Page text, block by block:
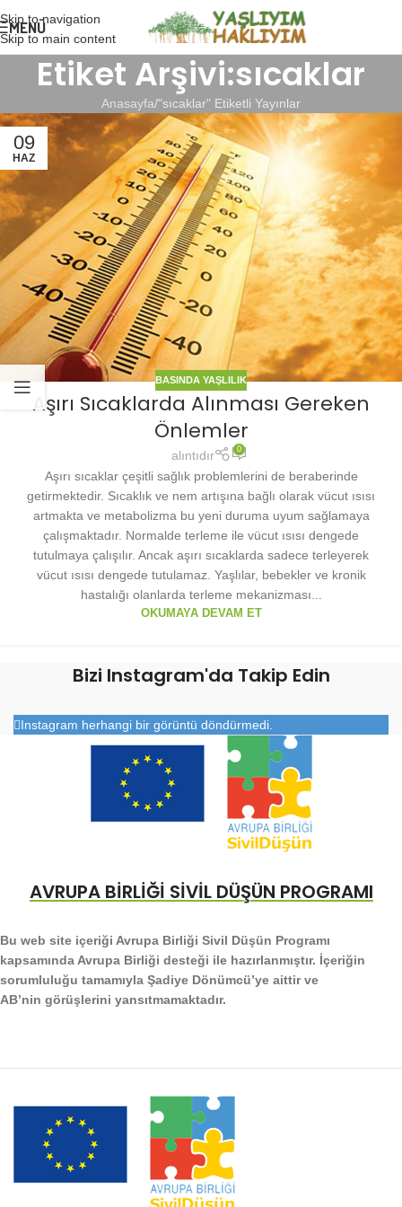
Skip to navigation
Skip to main content
MENÜ
Etiket Arşivi:sıcaklar
Anasayfa "sıcaklar" Etiketli Yayınlar
09
HAZ
BASINDA YAŞLILIK
Aşırı Sıcaklarda Alınması Gereken
Önlemler
alıntıdır 0
Aşırı sıcaklar çeşitli sağlık problemlerini de beraberinde
getirmektedir. Sıcaklık ve nem artışına bağlı olarak vücut ısısı
artmakta ve metabolizma bu yeni duruma uyum sağlamaya
çalışmaktadır. Normalde terleme ile vücut ısısı dengede
tutulmaya çalışılır. Ancak aşırı sıcaklarda sadece terleyerek
vücut ısısı dengede tutulamaz. Yaşlılar, bebekler ve kronik
hastalığı olanlarda terleme mekanizması...
OKUMAYA DEVAM ET
Bizi Instagram'da Takip Edin
Instagram herhangi bir görüntü döndürmedi.
AVRUPA BİRLİĞİ SİVİL DÜŞÜN PROGRAMI
Bu web site içeriği Avrupa Birliği Sivil Düşün Programı
kapsamında Avrupa Birliği desteği ile hazırlanmıştır. İçeriğin
sorumluluğu tamamıyla Şadiye Dönümcü’ye aittir ve
AB’nin görüşlerini yansıtmamaktadır.